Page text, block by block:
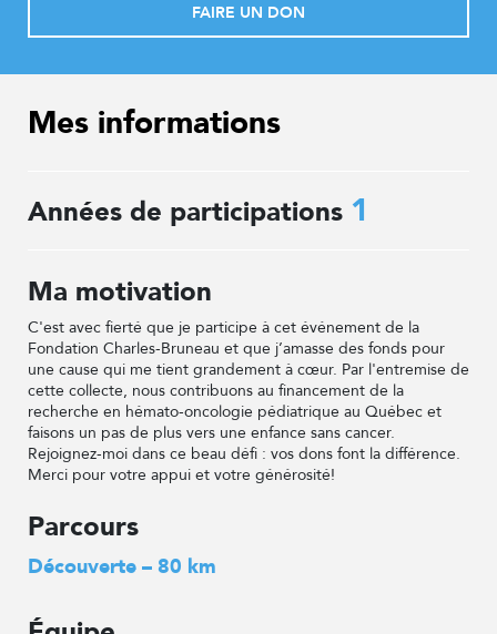
FAIRE UN DON
Mes informations
Années de participations 1
Ma motivation
C'est avec fierté que je participe à cet événement de la
Fondation Charles-Bruneau et que j’amasse des fonds pour
une cause qui me tient grandement à cœur. Par l'entremise de
cette collecte, nous contribuons au financement de la
recherche en hémato-oncologie pédiatrique au Québec et
faisons un pas de plus vers une enfance sans cancer.
Rejoignez-moi dans ce beau défi : vos dons font la différence.
Merci pour votre appui et votre générosité!
Parcours
Découverte – 80 km